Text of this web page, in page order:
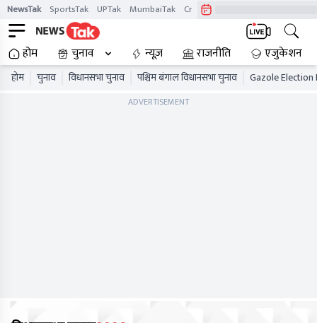
NewsTak SportsTak UPTak MumbaiTak CrimeTak
होम चुनाव न्यूज़ राजनीति एजुकेशन
होम चुनाव विधानसभा चुनाव पश्चिम बंगाल विधानसभा चुनाव Gazole Election
ADVERTISEMENT